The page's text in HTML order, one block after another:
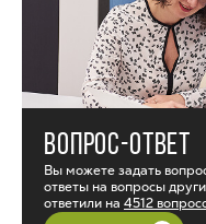
ВОПРОС-ОТВЕТ
Вы можете задать
ответы на вопросы
ответили на 4512